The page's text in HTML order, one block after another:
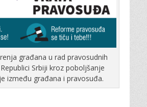
građana u rad pravosudnih
Srbiji kroz poboljšanje
između građana i pravosuđa.